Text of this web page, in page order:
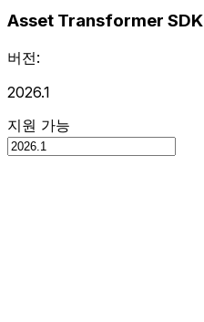
Asset Transformer SDK
버전:
2026.1
지원 가능